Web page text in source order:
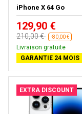
iPhone X 64 Go
129,90 €
210,00 € -80,00 €
Livraison gratuite
GARANTIE 24 MOIS
EXTRA DISCOUNT